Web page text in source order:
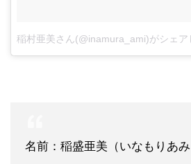
稲村亜美さん(@inamura_ami)がシェア
名前：稲盛亜美（いなもりあみ